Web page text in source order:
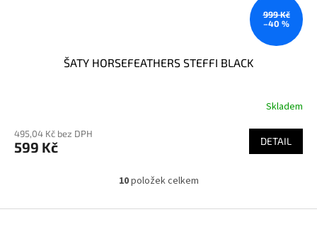
999 Kč
–40 %
ŠATY HORSEFEATHERS STEFFI BLACK
Skladem
495,04 Kč bez DPH
599 Kč DETAIL
O
l
10položek celkem